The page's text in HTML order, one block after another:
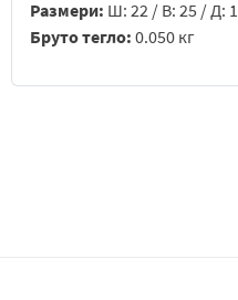
Размери: Ш: 22 / В: 25 / Д: 1
Бруто тегло: 0.050 кг